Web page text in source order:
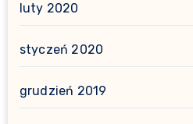
luty 2020
styczeń 2020
grudzień 2019